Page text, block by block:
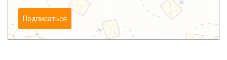
Подписаться